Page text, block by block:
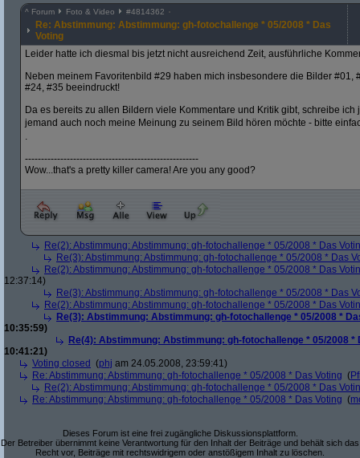
^ Forum Foto & Video #4814362
Re: Abstimmung: Abstimmung: gh-fotochallenge * 05/2008 * Das
Voting
Leider hatte ich diesmal bis jetzt nicht ausreichend Zeit, ausführliche
Neben meinem Favoritenbild #29 haben mich insbesondere die Bilder #01,
#24, #35 beeindruckt!
Da es bereits zu allen Bildern viele Kommentare und Kritik gibt, schreibe
jemand auch noch meine Meinung zu seinem Bild hören möchte - bitte
.
------------------------------------------------------
Wow...that's a pretty killer camera! Are you any good?
Re(2): Abstimmung: Abstimmung: gh-fotochallenge * 05/2008 * Das
Re(3): Abstimmung: Abstimmung: gh-fotochallenge * 05/2008 * Das
Re(2): Abstimmung: Abstimmung: gh-fotochallenge * 05/2008 * Das
12:37:14)
Re(3): Abstimmung: Abstimmung: gh-fotochallenge * 05/2008 * Das
Re(2): Abstimmung: Abstimmung: gh-fotochallenge * 05/2008 * Das
Re(3): Abstimmung: Abstimmung: gh-fotochallenge * 05/2008 *
10:35:59)
Re(4): Abstimmung: Abstimmung: gh-fotochallenge * 05/2008 *
10:41:21)
Voting closed (phj am 24.05.2008, 23:59:41)
Re: Abstimmung: Abstimmung: gh-fotochallenge * 05/2008 * Das Voting (
Re(2): Abstimmung: Abstimmung: gh-fotochallenge * 05/2008 * Das
Re: Abstimmung: Abstimmung: gh-fotochallenge * 05/2008 * Das Voting (
Dieses Forum ist eine frei zugängliche Diskussionsplattform.
Der Betreiber übernimmt keine Verantwortung für den Inhalt der Beiträge und behält sich das
Recht vor, Beiträge mit rechtswidrigem oder anstößigem Inhalt zu löschen.